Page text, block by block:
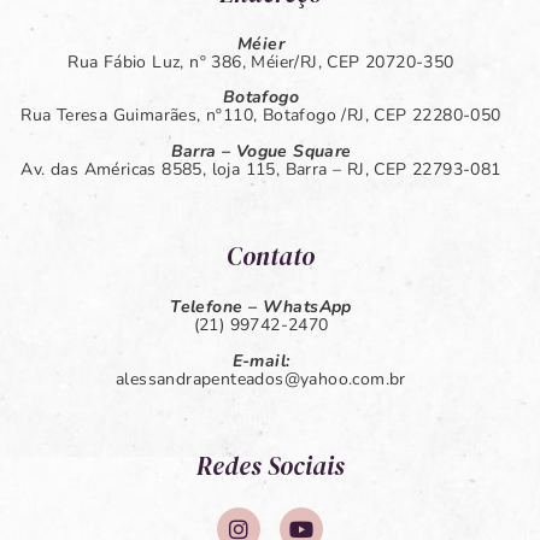
Méier
Rua Fábio Luz, nº 386, Méier/RJ, CEP 20720-350
Botafogo
Rua Teresa Guimarães, nº110, Botafogo /RJ, CEP 22280-050
Barra – Vogue Square
Av. das Américas 8585, loja 115, Barra – RJ, CEP 22793-081
Contato
Telefone – WhatsApp
(21) 99742-2470
E-mail:
alessandrapenteados@yahoo.com.br
Redes Sociais